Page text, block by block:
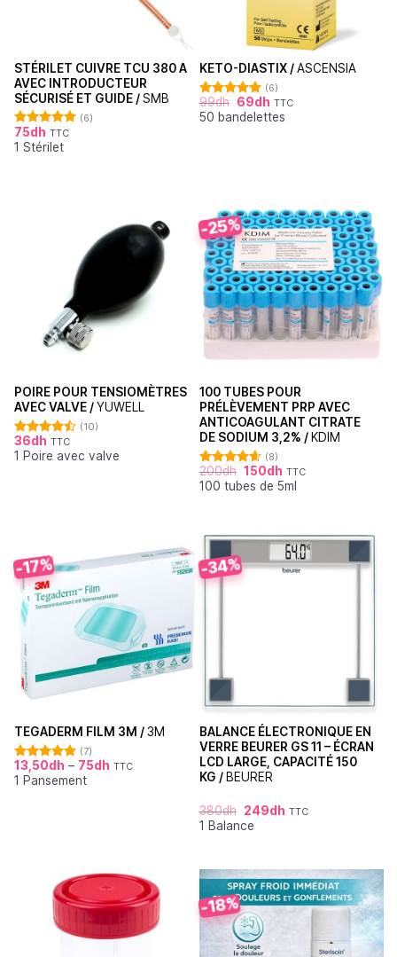
STÉRILET CUIVRE TCU 380 A
AVEC INTRODUCTEUR
SÉCURISÉ ET GUIDE /SMB
Note5.00
sur 5
(6)
75dh TTC
1 Stérilet
KETO-DIASTIX /ASCENSIA
Note5.00
sur 5
(6)
99dh 69dh TTC
50 bandelettes
POIRE POUR TENSIOMÈTRES
AVEC VALVE /YUWELL
Note4.50
sur 5
(10)
36dh TTC
1 Poire avec valve
-25%
100 TUBES POUR
PRÉLÈVEMENT PRP AVEC
ANTICOAGULANT CITRATE
DE SODIUM 3,2% / KDIM
Note4.63
sur 5
(8)
200dh 150dh TTC
100 tubes de 5ml
-17%
TEGADERM FILM 3M /3M
Note5.00
sur 5
(7)
13,50dh – 75dh TTC
1 Pansement
-34%
BALANCE ÉLECTRONIQUE EN
VERRE BEURER GS 11 – ÉCRAN
LCD LARGE, CAPACITÉ 150
KG / BEURER
380dh 249dh TTC
1 Balance
-18%